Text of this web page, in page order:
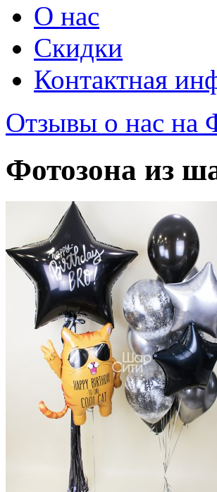
О нас
Скидки
Контактная
Отзывы о нас на
Фотозона из